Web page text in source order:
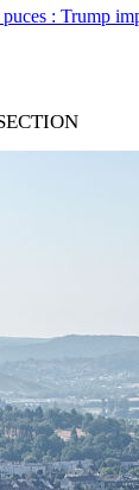
: Trump